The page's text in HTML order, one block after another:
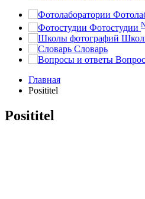
Фотостудии
Словарь
Главная
Posititel
Posititel